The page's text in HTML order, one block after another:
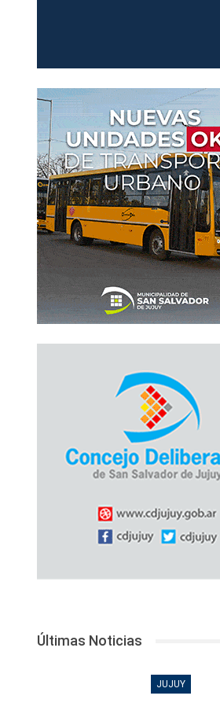
Últimas Noticias
JUJUY